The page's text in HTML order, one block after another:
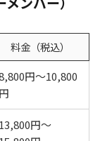
料金（税込）
円〜10,800
円
13,800円〜